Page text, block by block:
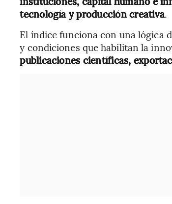
tecnología y producción creativa.
El índice funciona con una lógica
y condiciones que habilitan la
publicaciones científicas,